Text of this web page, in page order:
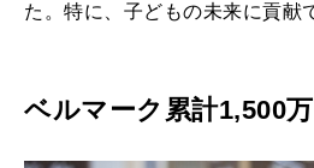
た。特に、子どもの未来に貢献
ベルマーク累計1,500